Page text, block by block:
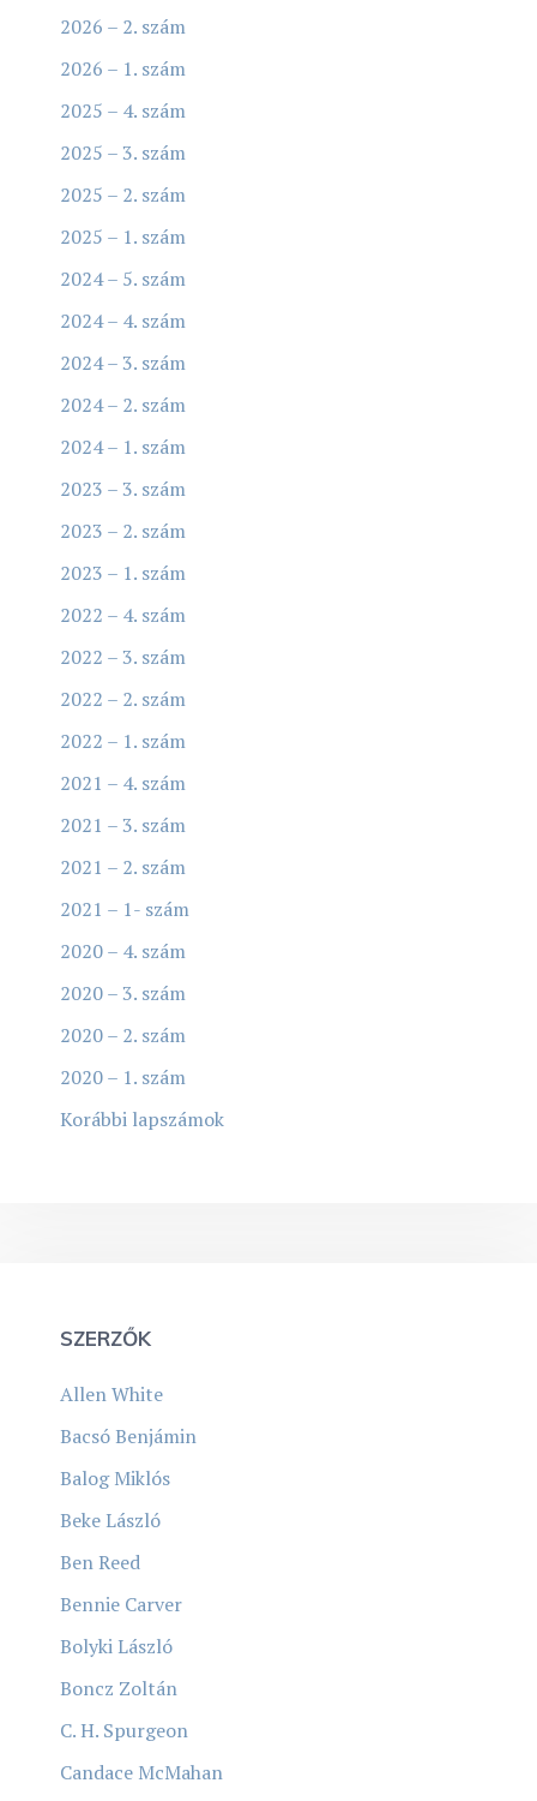
2026 – 2. szám
2026 – 1. szám
2025 – 4. szám
2025 – 3. szám
2025 – 2. szám
2025 – 1. szám
2024 – 5. szám
2024 – 4. szám
2024 – 3. szám
2024 – 2. szám
2024 – 1. szám
2023 – 3. szám
2023 – 2. szám
2023 – 1. szám
2022 – 4. szám
2022 – 3. szám
2022 – 2. szám
2022 – 1. szám
2021 – 4. szám
2021 – 3. szám
2021 – 2. szám
2021 – 1- szám
2020 – 4. szám
2020 – 3. szám
2020 – 2. szám
2020 – 1. szám
Korábbi lapszámok
SZERZŐK
Allen White
Bacsó Benjámin
Balog Miklós
Beke László
Ben Reed
Bennie Carver
Bolyki László
Boncz Zoltán
C. H. Spurgeon
Candace McMahan